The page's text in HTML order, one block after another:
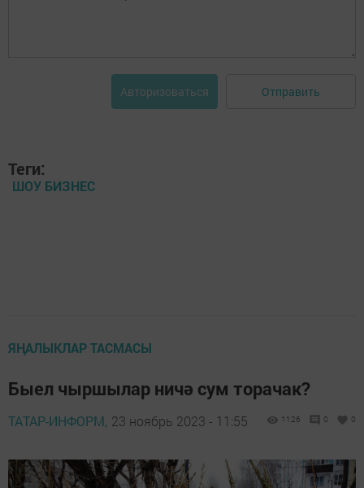
Авторизоваться Отправить
Теги:
ШОУ БИЗНЕС
ЯҢАЛЫКЛАР ТАСМАСЫ
Быел чыршылар ничә сум торачак?
ТАТАР-ИНФОРМ, 23 ноябрь 2023 - 11:55 1126 0 0